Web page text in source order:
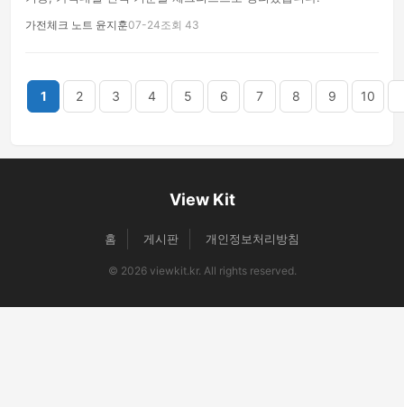
가전체크 노트 윤지훈07-24조회 43
1 2 3 4 5 6 7 8 9 10
View Kit
홈 게시판 개인정보처리방침
© 2026 viewkit.kr. All rights reserved.